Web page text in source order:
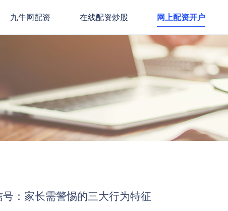
九牛网配资 在线配资炒股 网上配资开户
：家长需警惕的三大行为特征